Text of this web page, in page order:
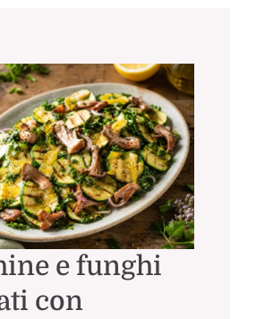
e funghi
con